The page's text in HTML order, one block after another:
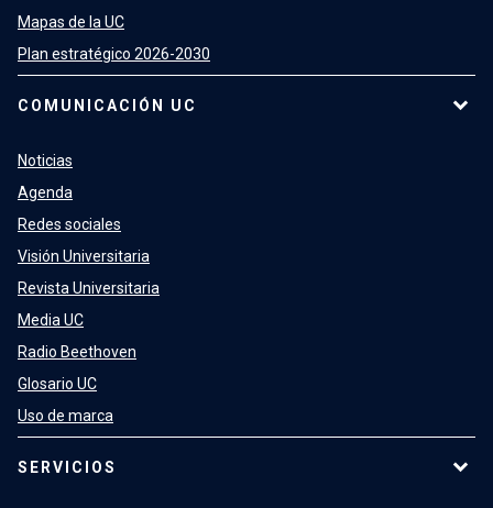
Mapas de la UC
Plan estratégico 2026-2030
COMUNICACIÓN UC
Noticias
Agenda
Redes sociales
Visión Universitaria
Revista Universitaria
Media UC
Radio Beethoven
Glosario UC
Uso de marca
SERVICIOS